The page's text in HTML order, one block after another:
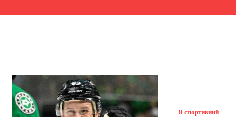
Я спортивний